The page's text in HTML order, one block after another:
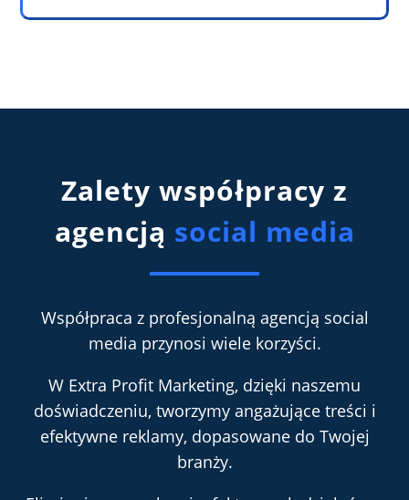
Zalety współpracy z
agencją social media
Współpraca z profesjonalną agencją social
media przynosi wiele korzyści.
W Extra Profit Marketing, dzięki naszemu
doświadczeniu, tworzymy angażujące treści i
efektywne reklamy, dopasowane do Twojej
branży.